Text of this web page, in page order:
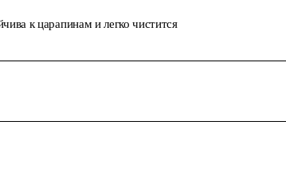
к царапинам и легко чистится